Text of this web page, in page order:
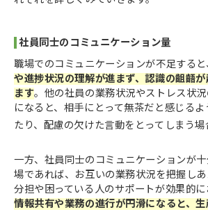
社員同士のコミュニケーション量
職場でのコミュニケーションが不足すると
や進捗状況の理解が進まず、認識の齟齬
ます。他の社員の業務状況やストレス状
になると、相手にとって無茶だと感じる
たり、配慮の欠けた言動をとってしまう場
一方、社員同士のコミュニケーションが
場であれば、お互いの業務状況を把握し
分担や困っている人のサポートが効果的に
情報共有や業務の進行が円滑になると、